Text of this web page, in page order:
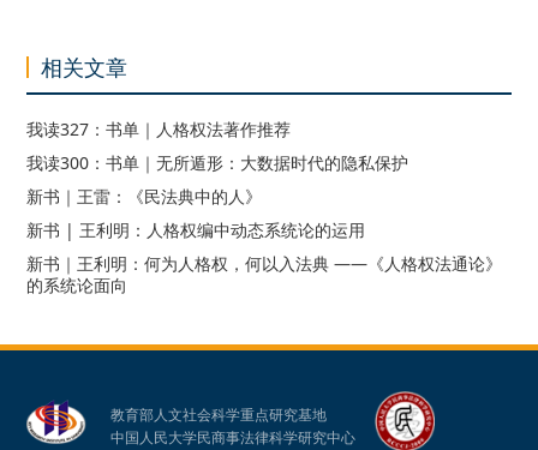
相关文章
我读327：书单｜人格权法著作推荐
我读300：书单｜无所遁形：大数据时代的隐私保护
新书｜王雷：《民法典中的人》
新书 | 王利明：人格权编中动态系统论的运用
新书｜王利明：何为人格权，何以入法典 ——《人格权法通论》
的系统论面向
教育部人文社会科学重点研究基地
中国人民大学民商事法律科学研究中心